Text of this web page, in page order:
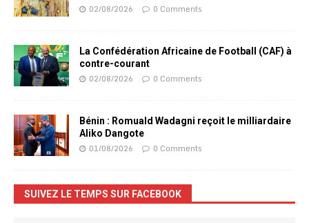
02/08/2026 0 Comments
La Confédération Africaine de Football (CAF) à
contre-courant
02/08/2026 0 Comments
Bénin : Romuald Wadagni reçoit le milliardaire
Aliko Dangote
01/08/2026 0 Comments
SUIVEZ LE TEMPS SUR FACEBOOK